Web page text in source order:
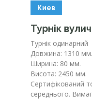
Киев
Турнік
Турнік одинарний
Довжина: 1310 мм.
Ширина: 80 мм.
Висота: 2450 мм.
Сертифікований
середнього.